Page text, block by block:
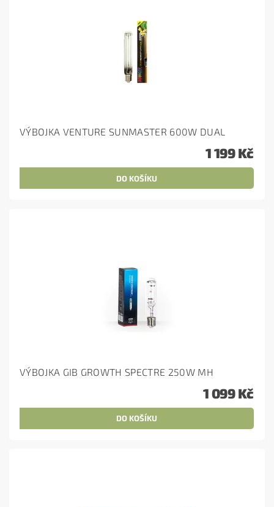
VÝBOJKA VENTURE SUNMASTER 600W DUAL
1 199 Kč
VÝBOJKA GIB GROWTH SPECTRE 250W MH
1 099 Kč